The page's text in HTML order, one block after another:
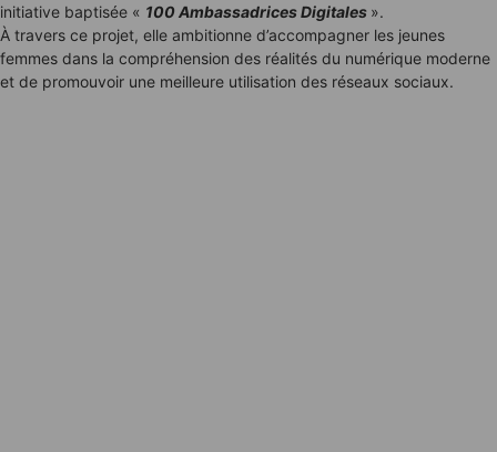
initiative baptisée « 100 Ambassadrices Digitales ».
À travers ce projet, elle ambitionne d’accompagner les jeunes
femmes dans la compréhension des réalités du numérique moderne
et de promouvoir une meilleure utilisation des réseaux sociaux.